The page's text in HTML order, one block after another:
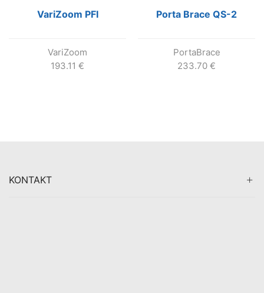
VariZoom PFI
VariZoom
193.11 €
Porta Brace QS-2
PortaBrace
233.70 €
KONTAKT